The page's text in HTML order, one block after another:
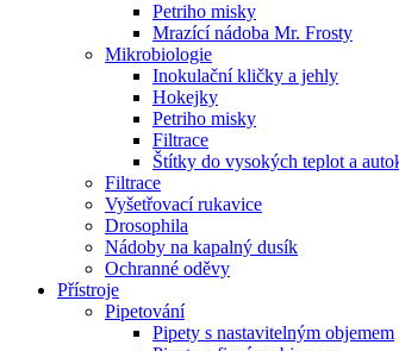
Petriho misky
Mrazící nádoba Mr. Frosty
Mikrobiologie
Inokulační kličky a jehly
Hokejky
Petriho misky
Filtrace
Štítky do vysokých teplot a
Filtrace
Vyšetřovací rukavice
Drosophila
Nádoby na kapalný dusík
Ochranné oděvy
Přístroje
Pipetování
Pipety s nastavitelným objemem